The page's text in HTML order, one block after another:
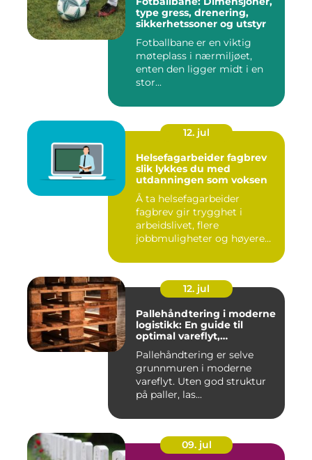
type gress, drenering,
sikkerhetssoner og utstyr
Fotballbane er en viktig
møteplass i nærmiljøet,
enten den ligger midt i en
stor...
12. jul
Helsefagarbeider fagbrev
slik lykkes du med
utdanningen som voksen
Å ta helsefagarbeider
fagbrev gir trygghet i
arbeidslivet, flere
jobbmuligheter og høyere
12. jul
Pallehåndtering i moderne
logistikk: En guide til
optimal vareflyt,
terminaleffektivitet
Pallehåndtering er selve
grunnmuren i moderne
vareflyt. Uten god struktur
på paller, las...
09. jul